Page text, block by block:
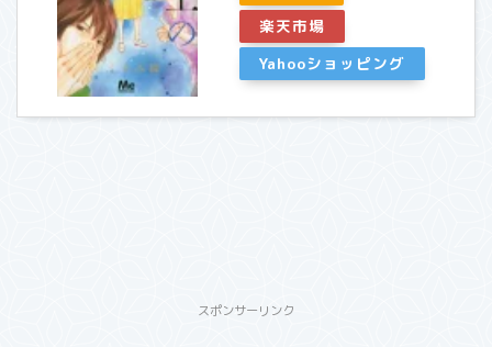
楽天市場
Yahooショッピング
スポンサーリンク